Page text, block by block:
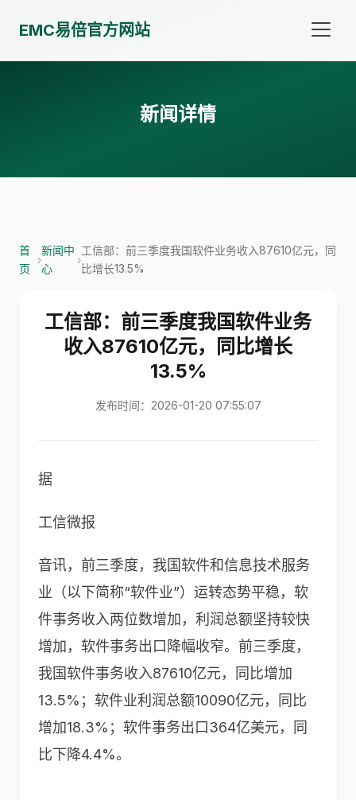
EMC易倍官方网站
新闻详情
首
页
›
新闻中
心
›
工信部：前三季度我国软件业务收入87610亿元，同
比增长13.5%
工信部：前三季度我国软件业务
收入87610亿元，同比增长
13.5%
发布时间：2026-01-20 07:55:07
据
工信微报
音讯，前三季度，我国软件和信息技术服务
业（以下简称“软件业”）运转态势平稳，软
件事务收入两位数增加，利润总额坚持较快
增加，软件事务出口降幅收窄。前三季度，
我国软件事务收入87610亿元，同比增加
13.5%；软件业利润总额10090亿元，同比
增加18.3%；软件事务出口364亿美元，同
比下降4.4%。